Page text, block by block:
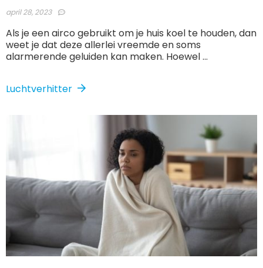
april 28, 2023
Als je een airco gebruikt om je huis koel te houden, dan
weet je dat deze allerlei vreemde en soms
alarmerende geluiden kan maken. Hoewel ...
Luchtverhitter